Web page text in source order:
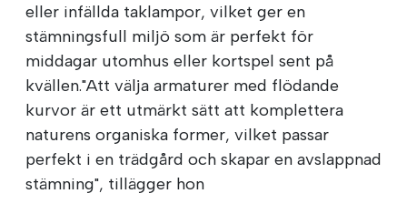
eller infällda taklampor, vilket ger en
stämningsfull miljö som är perfekt för
middagar utomhus eller kortspel sent på
kvällen."Att välja armaturer med flödande
kurvor är ett utmärkt sätt att komplettera
naturens organiska former, vilket passar
perfekt i en trädgård och skapar en avslappnad
stämning", tillägger hon